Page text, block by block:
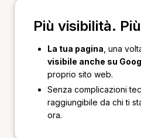
Più visibilità.
La tua pagina , una
visibile anche su
proprio sito web.
Senza complicazioni
raggiungibile da chi ti
ora.